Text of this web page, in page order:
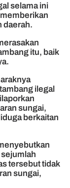
selama ini
daerah.
itu, baik
ilegal
sungai,
berkaitan
tersebut tidak
sungai,